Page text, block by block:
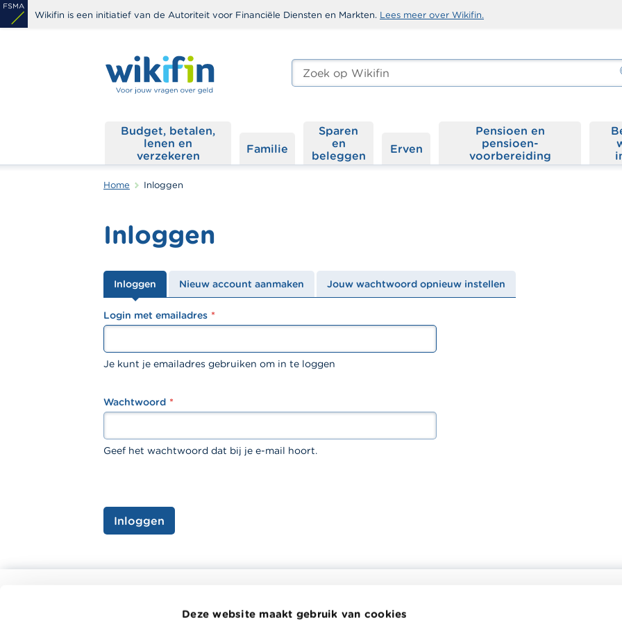
Deze website maakt gebruik van cookies
Overslaan
en
Wikifin is een initiatief van de Autoriteit voor Financiële Diensten en Markten. Lees meer over Wikifin.
Zoeken
edit-
Budget, betalen,
lenen en
verzekeren
Familie
Sparen
en
beleggen
Erven
Pensioen en
pensioen­
voorbereiding
Home Inloggen
Inloggen
Primaire
tabs
Inloggen Nieuw account aanmaken Jouw wachtwoord opnieuw instellen
textfield
Login met emailadres
Je kunt je emailadres gebruiken om in te loggen
password
Wachtwoord
Geef het wachtwoord dat bij je e-mail hoort.
Inloggen